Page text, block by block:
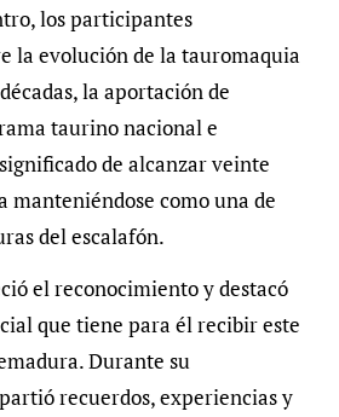
los participantes
la evolución de la tauromaquia
la aportación de
taurino nacional e
de alcanzar veinte
manteniéndose como una de
del escalafón.
el reconocimiento y destacó
que tiene para él recibir este
Durante su
recuerdos, experiencias y